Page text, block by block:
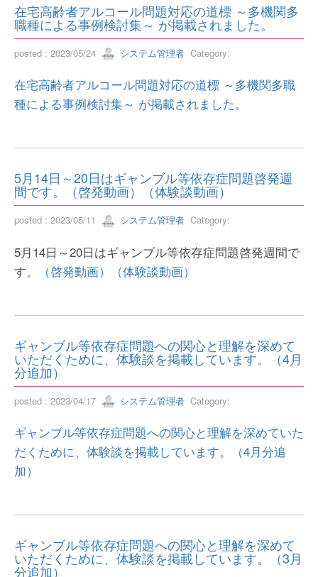
在宅高齢者アルコール問題対応の道標 ～多機関多
職種による事例検討集～ が掲載されました。
posted : 2023/05/24 システム管理者 Category:
在宅高齢者アルコール問題対応の道標 ～多機関多職
種による事例検討集～ が掲載されました。
5月14日～20日はギャンブル等依存症問題啓発週
間です。（啓発動画）（体験談動画）
posted : 2023/05/11 システム管理者 Category:
5月14日～20日はギャンブル等依存症問題啓発週間で
す。
（啓発動画） （体験談動画）
ギャンブル等依存症問題への関心と理解を深めて
いただくために、体験談を掲載しています。（4月
分追加）
posted : 2023/04/17 システム管理者 Category:
ギャンブル等依存症問題への関心と理解を深めていた
だくために、体験談を掲載しています。（4月分追
加）
ギャンブル等依存症問題への関心と理解を深めて
いただくために、体験談を掲載しています。（3月
分追加）